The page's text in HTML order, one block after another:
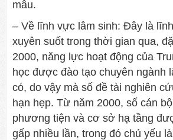
mẫu.
– Về lĩnh vực lâm sinh: Đây là
xuyên suốt trong thời gian qua,
2000, năng lực hoạt động của
học được đào tạo chuyên ngành
có, do vậy mà số đề tài nghiên
hạn hẹp. Từ năm 2000, số cán
phương tiện và cơ sở hạ tầng
gấp nhiều lần, trong đó chủ yếu